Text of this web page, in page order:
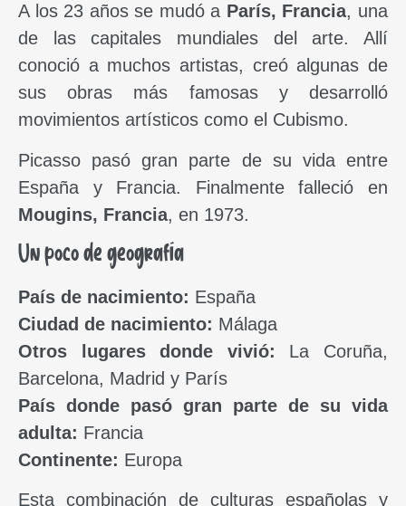
A los 23 años se mudó a París, Francia, una
de las capitales mundiales del arte. Allí
conoció a muchos artistas, creó algunas de
sus obras más famosas y desarrolló
movimientos artísticos como el Cubismo.
Picasso pasó gran parte de su vida entre
España y Francia. Finalmente falleció en
Mougins, Francia, en 1973.
Un poco de geografía
País de nacimiento: España
Ciudad de nacimiento: Málaga
Otros lugares donde vivió: La Coruña,
Barcelona, Madrid y París
País donde pasó gran parte de su vida
adulta: Francia
Continente: Europa
Esta combinación de culturas españolas y